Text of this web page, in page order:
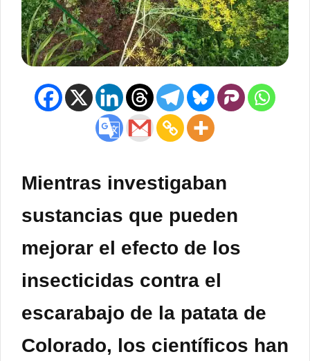
Mientras investigaban
sustancias que pueden
mejorar el efecto de los
insecticidas contra el
escarabajo de la patata de
Colorado, los científicos han